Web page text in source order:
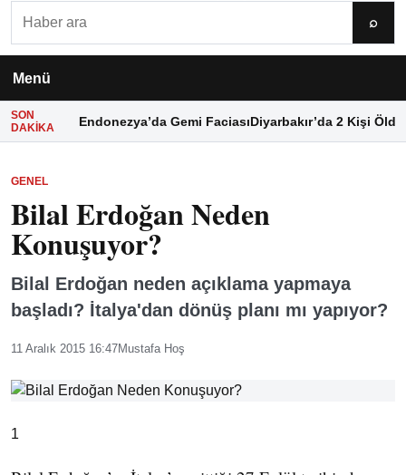
⌕
Menü
SON
DAKIKA
Endonezya’da Gemi FaciasıDiyarbakır’da 2 Kişi Öldü
GENEL
Bilal Erdoğan Neden
Konuşuyor?
Bilal Erdoğan neden açıklama yapmaya
başladı? İtalya'dan dönüş planı mı yapıyor?
11 Aralık 2015 16:47Mustafa Hoş
1